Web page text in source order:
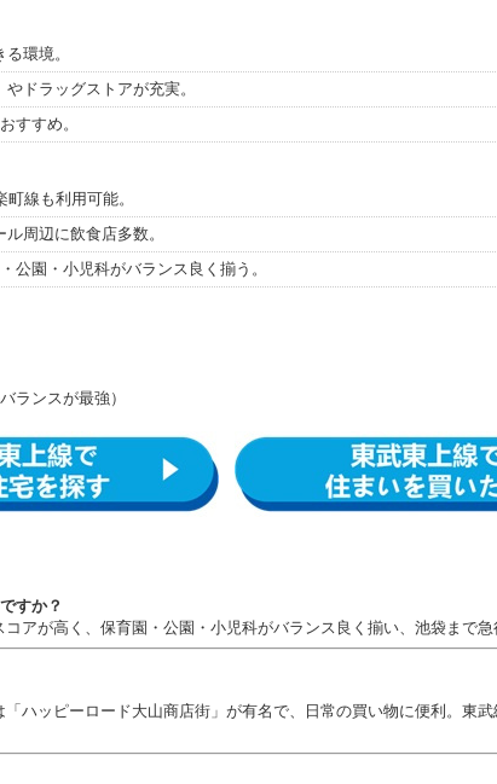
環境。
ドラッグストアが充実。
すすめ。
線も利用可能。
周辺に飲食店多数。
公園・小児科がバランス良く揃う。
ランスが最強）
すか？
コアが高く、保育園・公園・小児科がバランス良く揃い、池袋まで
ハッピーロード大山商店街」が有名で、日常の買い物に便利。東